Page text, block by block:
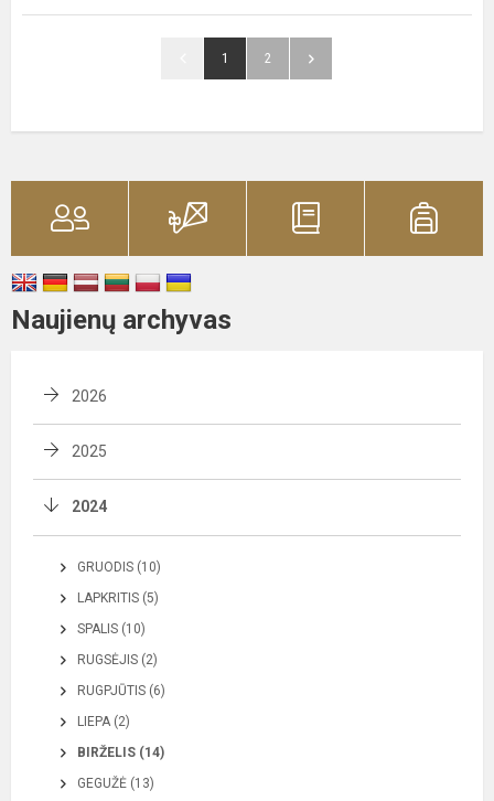
1 2
Naujienų archyvas
2026
2025
2024
GRUODIS (10)
LAPKRITIS (5)
SPALIS (10)
RUGSĖJIS (2)
RUGPJŪTIS (6)
LIEPA (2)
BIRŽELIS (14)
GEGUŽĖ (13)